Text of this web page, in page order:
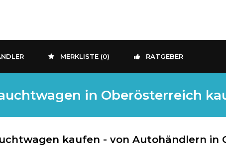
MERKLISTE (0) RATGEBER
in Oberösterreich
kaufen - von Autohändlern in